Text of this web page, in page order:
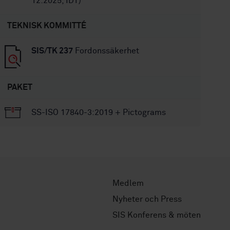
TEKNISK KOMMITTÉ
SIS/TK 237 Fordonssäkerhet
PAKET
SS-ISO 17840-3:2019 + Pictograms
Medlem
Nyheter och Press
SIS Konferens & möten